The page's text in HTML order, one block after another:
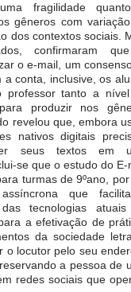
fragilidade
gêneros com
dos contextos sociais.
confirmaram
o e-mail, um
conta, inclusive, os
professor tanto a
produzir nos
revelou que, embora
nativos digitais
seus textos em
se que o estudo do E-
turmas de 9ºano,
que
tecnologias
a efetivação de
da sociedade
o locutor pelo seu
a pessoa de
redes sociais que